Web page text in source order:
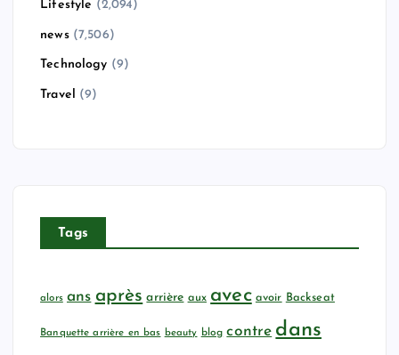
Lifestyle (2,094)
news(7,506)
Technology (9)
Travel (9)
Tags
alors ans après arrière aux avec avoir Backseat
Banquette arrière en bas beauty blog contre dans